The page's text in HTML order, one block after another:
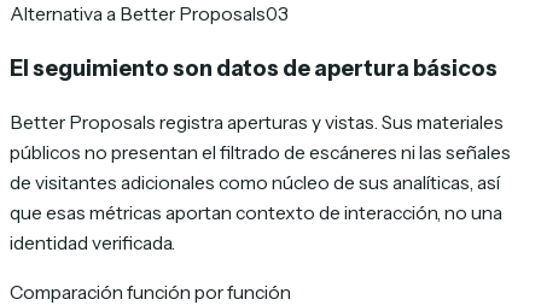
Alternativa a Better Proposals03
El seguimiento son datos de apertura básicos
Better Proposals registra aperturas y vistas. Sus materiales
públicos no presentan el filtrado de escáneres ni las señales
de visitantes adicionales como núcleo de sus analíticas, así
que esas métricas aportan contexto de interacción, no una
identidad verificada.
Comparación función por función